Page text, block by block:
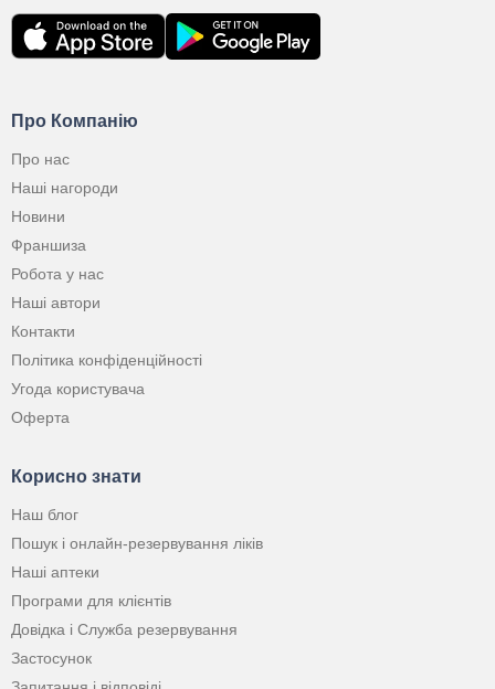
Про Компанію
Про нас
Наші нагороди
Новини
Франшиза
Робота у нас
Наші автори
Контакти
Політика конфіденційності
Угода користувача
Оферта
Корисно знати
Наш блог
Пошук і онлайн-резервування ліків
Наші аптеки
Програми для клієнтів
Довідка і Служба резервування
Застосунок